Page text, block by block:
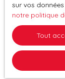
sur vos
notre politique
Tout